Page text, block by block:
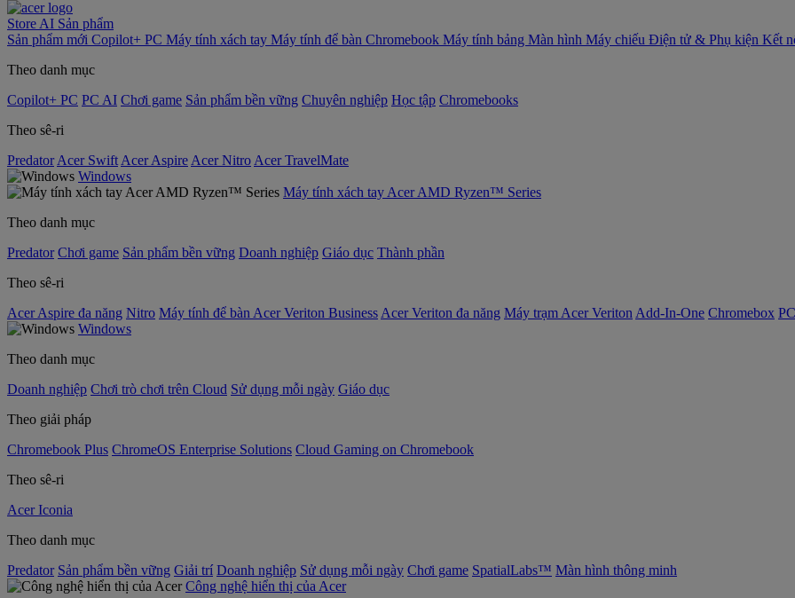
Store AI Sản phẩm
Sản phẩm mới Copilot+ PC Máy tính xách tay Máy tính để bàn Chromebook Máy tính bảng Màn hình Máy chiếu Điện tử & Phụ kiện Kết
Theo danh mục
Copilot+ PC PC AI Chơi game Sản phẩm bền vững Chuyên nghiệp Học tập Chromebooks
Theo sê-ri
Predator Acer Swift Acer Aspire Acer Nitro Acer TravelMate
Windows
Máy tính xách tay Acer AMD Ryzen™ Series
Theo danh mục
Predator Chơi game Sản phẩm bền vững Doanh nghiệp Giáo dục Thành phần
Theo sê-ri
Acer Aspire đa năng Nitro Máy tính để bàn Acer Veriton Business Acer Veriton đa năng Máy trạm Acer Veriton Add-In-One Chromebox
Windows
Theo danh mục
Doanh nghiệp Chơi trò chơi trên Cloud Sử dụng mỗi ngày Giáo dục
Theo giải pháp
Chromebook Plus ChromeOS Enterprise Solutions Cloud Gaming on Chromebook
Theo sê-ri
Acer Iconia
Theo danh mục
Predator Sản phẩm bền vững Giải trí Doanh nghiệp Sử dụng mỗi ngày Chơi game SpatialLabs™ Màn hình thông minh
Công nghệ hiển thị của Acer